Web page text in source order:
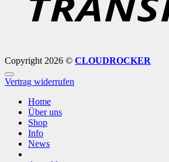
Copyright 2026 © CLOUDROCKER
Vertrag widerrufen
Home
Über uns
Shop
Info
News